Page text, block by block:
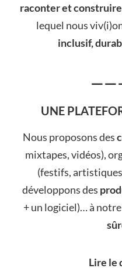
raconter et
lequel nous
inclusif,
UNE
Nous proposons des
mixtapes, vidéos),
(festifs,
développons des
+ un logiciel)… à
Lire le